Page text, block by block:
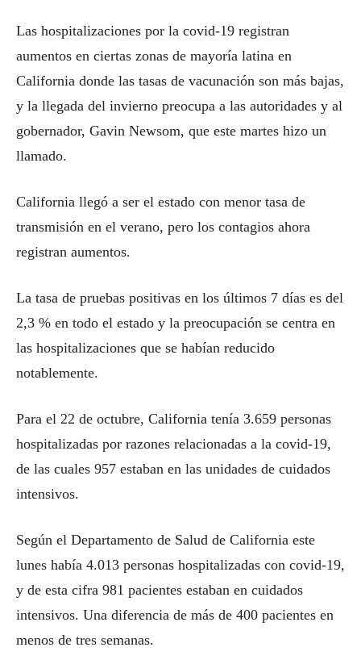
Las hospitalizaciones por la covid-19 registran
aumentos en ciertas zonas de mayoría latina en
California donde las tasas de vacunación son más bajas,
y la llegada del invierno preocupa a las autoridades y al
gobernador, Gavin Newsom, que este martes hizo un
llamado.
California llegó a ser el estado con menor tasa de
transmisión en el verano, pero los contagios ahora
registran aumentos.
La tasa de pruebas positivas en los últimos 7 días es del
2,3 % en todo el estado y la preocupación se centra en
las hospitalizaciones que se habían reducido
notablemente.
Para el 22 de octubre, California tenía 3.659 personas
hospitalizadas por razones relacionadas a la covid-19,
de las cuales 957 estaban en las unidades de cuidados
intensivos.
Según el Departamento de Salud de California este
lunes había 4.013 personas hospitalizadas con covid-19,
y de esta cifra 981 pacientes estaban en cuidados
intensivos. Una diferencia de más de 400 pacientes en
menos de tres semanas.